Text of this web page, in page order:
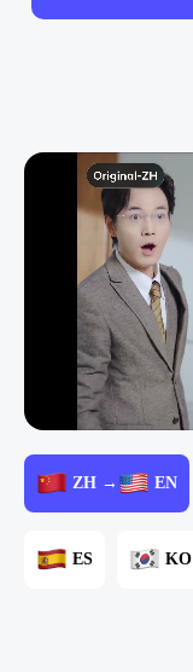
ZH → EN
ES KO